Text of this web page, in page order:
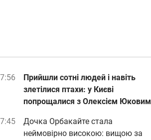
Прийшли сотні людей і навіть
злетілися птахи: у Києві
попрощалися з Олексієм Юковим
Дочка Орбакайте стала
неймовірно високою: вищою за